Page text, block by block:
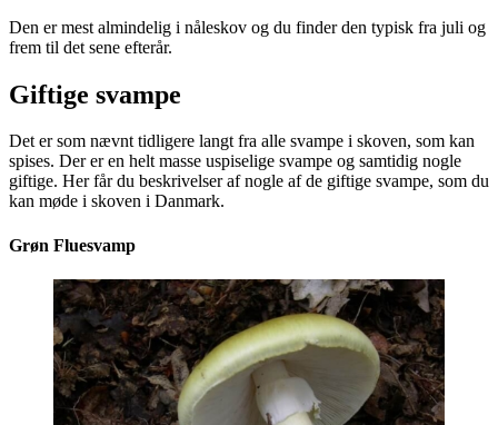
Den er mest almindelig i nåleskov og du finder den typisk fra juli og
frem til det sene efterår.
Giftige svampe
Det er som nævnt tidligere langt fra alle svampe i skoven, som kan
spises. Der er en helt masse uspiselige svampe og samtidig nogle
giftige. Her får du beskrivelser af nogle af de giftige svampe, som du
kan møde i skoven i Danmark.
Grøn Fluesvamp